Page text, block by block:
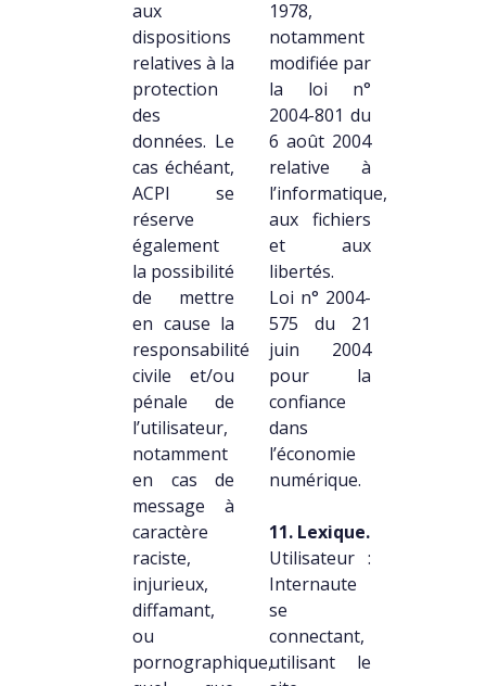
aux
dispositions
relatives à la
protection
des
données. Le
cas échéant,
ACPI se
réserve
également
la possibilité
de mettre
en cause la
responsabilité
civile et/ou
pénale de
l’utilisateur,
notamment
en cas de
message à
caractère
raciste,
injurieux,
diffamant,
ou
pornographique,
1978,
notamment
modifiée par
la loi n°
2004-801 du
6 août 2004
relative à
l’informatique,
aux fichiers
et aux
libertés.
Loi n° 2004-
575 du 21
juin 2004
pour la
confiance
dans
l’économie
numérique.
11. Lexique.
Utilisateur :
Internaute
se
connectant,
utilisant le